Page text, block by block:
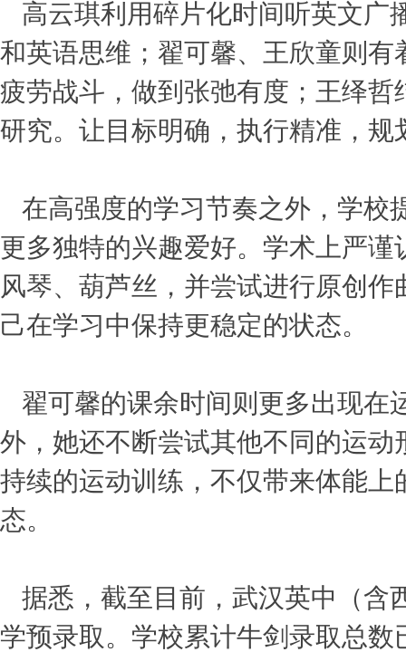
高云琪利用碎片化时间听英文广
和英语思维；翟可馨、王欣童则
疲劳战斗，做到张弛有度；王绎
研究。让目标明确，执行精准，规
在高强度的学习节奏之外，学校
更多独特的兴趣爱好。学术上严
风琴、葫芦丝，并尝试进行原创
己在学习中保持更稳定的状态。
翟可馨的课余时间则更多出现在
外，她还不断尝试其他不同的运
持续的运动训练，不仅带来体能
态。
据悉，截至目前，武汉英中（含
学预录取。学校累计牛剑录取总